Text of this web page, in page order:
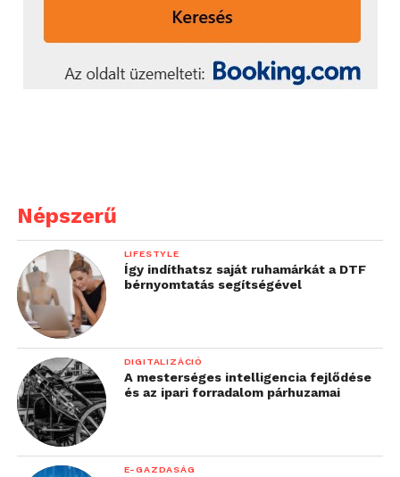
Népszerű
LIFESTYLE
Így indíthatsz saját ruhamárkát a DTF
bérnyomtatás segítségével
DIGITALIZÁCIÓ
A mesterséges intelligencia fejlődése
és az ipari forradalom párhuzamai
E-GAZDASÁG